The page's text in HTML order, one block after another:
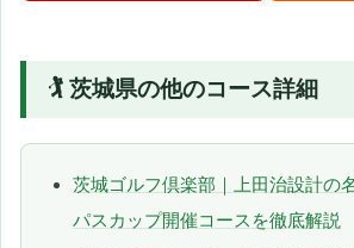
🏌️ 茨城県の他のコース詳細
茨城ゴルフ倶楽部｜上田治設計の
パスカップ開催コースを徹底解説